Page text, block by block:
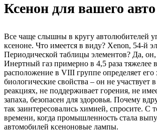
Ксенон для вашего авто
Все чаще слышны в кругу автолюбителей
ксеноне. Что имеется в виду? Xenon, 54-й
Периодической таблицы элементов? Да, он,
Инертный газ примерно в 4,5 раза тяжелее
расположение в VIII группе определяет его
биологические свойства – он не участвует
реакциях, не поддерживает горения, не
запаха, безопасен для здоровья. Почему
так заинтересовались химией, спросите. С
времени, когда промышленность стала
автомобилей ксеноновые лампы.